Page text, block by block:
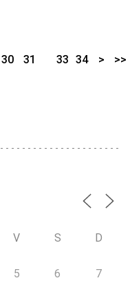
30
31
33 34 > >>
V S D
5 6 7